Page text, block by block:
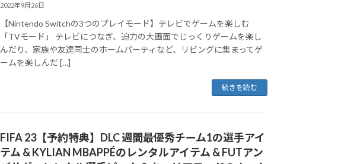
2022年9月26日
【Nintendo Switchの3つのプレイモード】テレビでゲームを楽しむ
「TVモード」 テレビにつなぎ、迫力の大画面でじっくりゲームを楽し
んだり、家族や友達同士のホームパーティなど、リビングに集まってゲ
ームを楽しんだ […]
続きを読む
FIFA 23【予約特典】DLC 週間最優秀チーム1の選手アイ
テム & KYLIAN MBAPPÉのレンタルアイテム & FUTアン